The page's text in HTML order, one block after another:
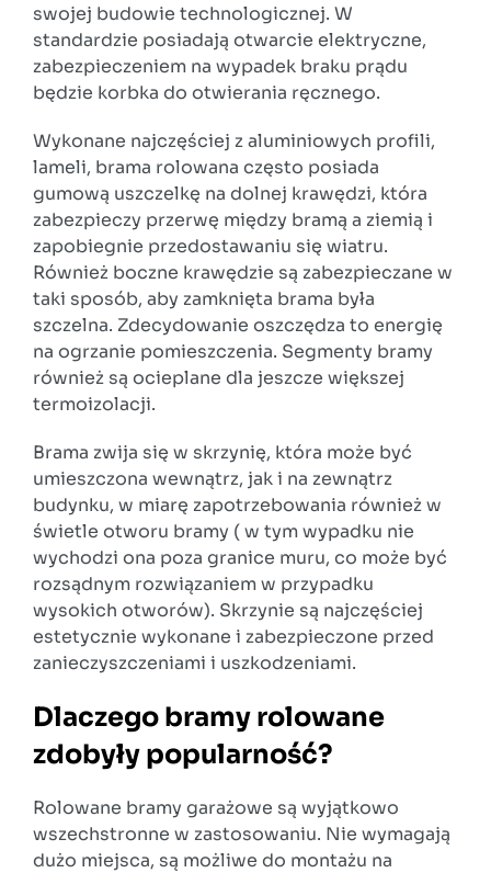
swojej budowie technologicznej. W
standardzie posiadają otwarcie elektryczne,
zabezpieczeniem na wypadek braku prądu
będzie korbka do otwierania ręcznego.
Wykonane najczęściej z aluminiowych profili,
lameli, brama rolowana często posiada
gumową uszczelkę na dolnej krawędzi, która
zabezpieczy przerwę między bramą a ziemią i
zapobiegnie przedostawaniu się wiatru.
Również boczne krawędzie są zabezpieczane w
taki sposób, aby zamknięta brama była
szczelna. Zdecydowanie oszczędza to energię
na ogrzanie pomieszczenia. Segmenty bramy
również są ocieplane dla jeszcze większej
termoizolacji.
Brama zwija się w skrzynię, która może być
umieszczona wewnątrz, jak i na zewnątrz
budynku, w miarę zapotrzebowania również w
świetle otworu bramy ( w tym wypadku nie
wychodzi ona poza granice muru, co może być
rozsądnym rozwiązaniem w przypadku
wysokich otworów). Skrzynie są najczęściej
estetycznie wykonane i zabezpieczone przed
zanieczyszczeniami i uszkodzeniami.
Dlaczego bramy rolowane
zdobyły popularność?
Rolowane bramy garażowe są wyjątkowo
wszechstronne w zastosowaniu. Nie wymagają
dużo miejsca, są możliwe do montażu na